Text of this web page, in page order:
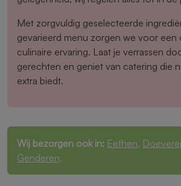
Met zorgvuldig geselecteerde
gevarieerd menu zorgen we voor een
culinaire ervaring. Laat je verrassen
gerechten en geniet van catering die
extra biedt.
Wij bezorgen ook in: Eethen,
Genderen.